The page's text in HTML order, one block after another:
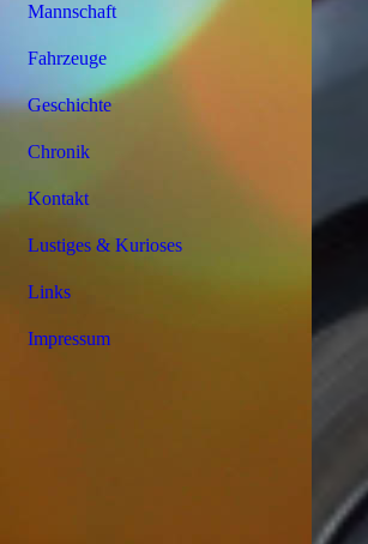
Mannschaft
Fahrzeuge
Geschichte
Chronik
Kontakt
Lustiges & Kurioses
Links
Impressum